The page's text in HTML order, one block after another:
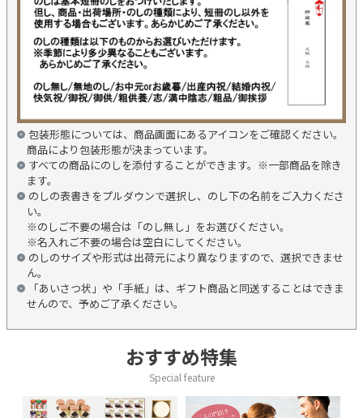
包装形態については、商品画面にあるアイコンをご確認ください。
商品により包装形態が決まっています。
すべての商品にのしを添付することができます。※一部商品を除き
ます。
のしの表書きをプルダウンで選択し、のし下の名前をご入力くださ
い。
※のしご不要の場合は「のし無し」をお選びください。
※名入れご不要の場合は空白にしてください。
のしのサイズや形式は出荷元により異なりますので、選択できませ
ん。
「あいさつ状」や「手紙」は、ギフト商品と同送することはできま
せんので、予めご了承ください。
おすすめ特集
Special feature